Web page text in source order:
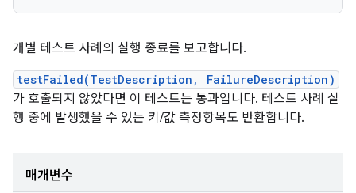
개별 테스트 사례의 실행 종료를 보고합니다.
testFailed(TestDescription, FailureDescription)
가 호출되지 않았다면 이 테스트는 통과입니다. 테스트 사례 실
행 중에 발생했을 수 있는 키/값 측정항목도 반환합니다.
매개변수